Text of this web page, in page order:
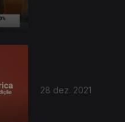
28 dez. 2021